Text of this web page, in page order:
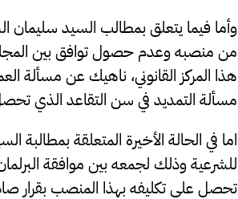
وأما فيما يتعلق بمطالب السيد
من منصبه وعدم حصول توافق بين
هذا المركز القانوني، ناهيك عن مسألة
مسألة التمديد في سن التقاعد الذي
اما في الحالة الأخيرة المتعلقة بمطالبة
للشرعية وذلك لجمعه بين موافقة